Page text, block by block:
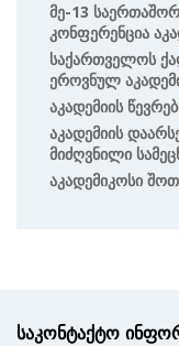
Მე-13
Კონფერენცია
Საქართველოს
Ეროვნულ
Აკადემიის
Აკადემიის
Მიძღვნილი
Აკადემიკოსი
საკონტაქტო